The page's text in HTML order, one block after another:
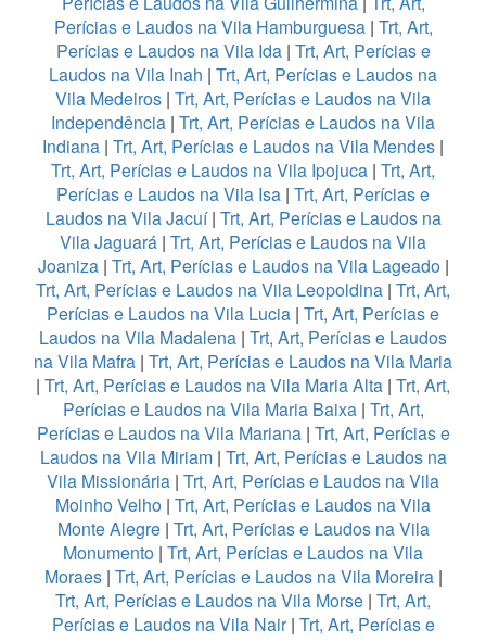
Perícias e Laudos na Vila Hamburguesa| Trt, Art,
Perícias e Laudos na Vila Ida| Trt, Art, Perícias e
Laudos na Vila Inah | Trt, Art, Perícias e Laudos na
Vila Medeiros | Trt, Art, Perícias e Laudos na Vila
Independência | Trt, Art, Perícias e Laudos na Vila
Indiana | Trt, Art, Perícias e Laudos na Vila Mendes |
Trt, Art, Perícias e Laudos na Vila Ipojuca | Trt, Art,
Perícias e Laudos na Vila Isa | Trt, Art, Perícias e
Laudos na Vila Jacuí| Trt, Art, Perícias e Laudos na
Vila Jaguará | Trt, Art, Perícias e Laudos na Vila
Joaniza| Trt, Art, Perícias e Laudos na Vila Lageado|
Trt, Art, Perícias e Laudos na Vila Leopoldina | Trt, Art,
Perícias e Laudos na Vila Lucia | Trt, Art, Perícias e
Laudos na Vila Madalena | Trt, Art, Perícias e Laudos
na Vila Mafra | Trt, Art, Perícias e Laudos na Vila Maria
| Trt, Art, Perícias e Laudos na Vila Maria Alta | Trt, Art,
Perícias e Laudos na Vila Maria Baixa| Trt, Art,
Perícias e Laudos na Vila Mariana| Trt, Art, Perícias e
Laudos na Vila Miriam| Trt, Art, Perícias e Laudos na
Vila Missionária | Trt, Art, Perícias e Laudos na Vila
Moinho Velho | Trt, Art, Perícias e Laudos na Vila
Monte Alegre| Trt, Art, Perícias e Laudos na Vila
Monumento | Trt, Art, Perícias e Laudos na Vila
Moraes| Trt, Art, Perícias e Laudos na Vila Moreira|
Trt, Art, Perícias e Laudos na Vila Morse | Trt, Art,
Perícias e Laudos na Vila Nair| Trt, Art, Perícias e